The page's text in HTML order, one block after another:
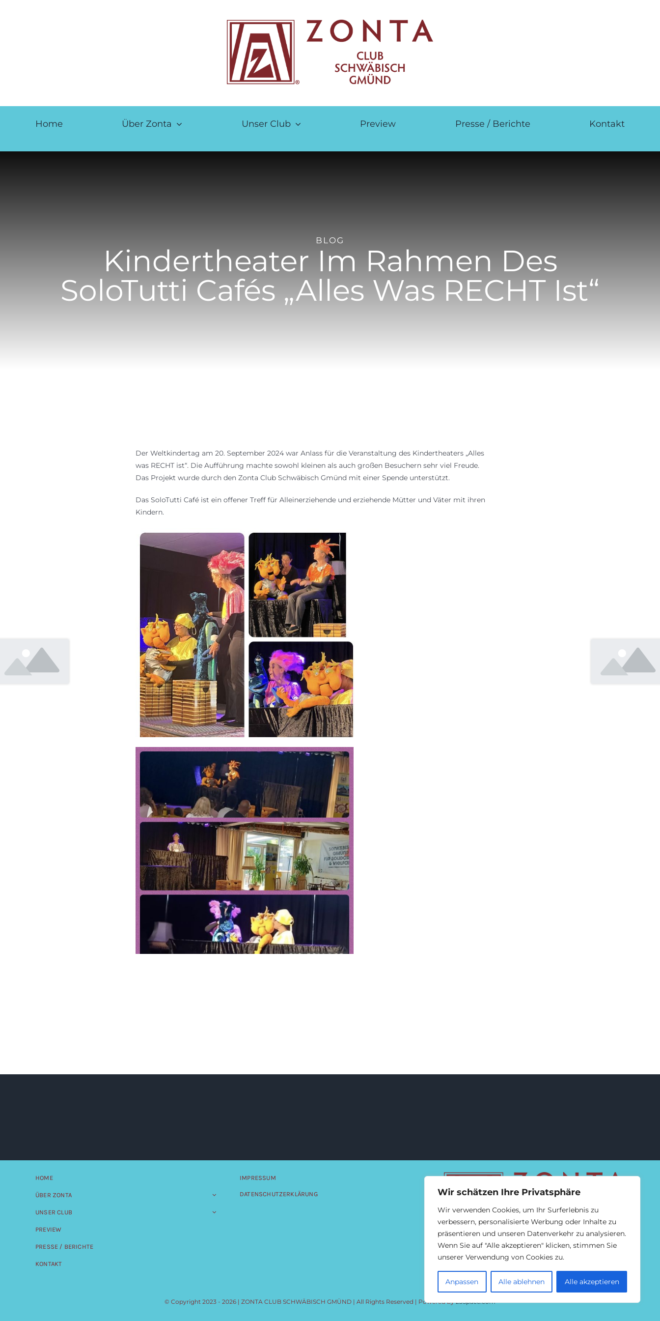
Wir schätzen Ihre Privatsphäre
Wir verwenden Cookies, um Ihr Surferlebnis zu
verbessern, personalisierte Werbung oder Inhalte zu
präsentieren und unseren Datenverkehr zu analysieren.
Wenn Sie auf "Alle akzeptieren" klicken, stimmen Sie
unserer Verwendung von Cookies zu.
Anpassen Alle ablehnen Alle akzeptieren
Home Über Zonta Unser Club Preview Presse / Berichte Kontakt
BLOG
Kindertheater Im Rahmen Des
SoloTutti Cafés „Alles Was RECHT Ist“
Der Weltkindertag am 20. September 2024 war Anlass für die Veranstaltung des Kindertheaters „Alles
was RECHT ist“. Die Aufführung machte sowohl kleinen als auch großen Besuchern sehr viel Freude.
Das Projekt wurde durch den Zonta Club Schwäbisch Gmünd mit einer Spende unterstützt.
Das SoloTutti Café ist ein offener Treff für Alleinerziehende und erziehende Mütter und Väter mit ihren
Kindern.
HOME
ÜBER ZONTA
UNSER CLUB
PREVIEW
PRESSE / BERICHTE
KONTAKT
IMPRESSUM
DATENSCHUTZERKLÄRUNG
© Copyright 2023 - 2026 | ZONTA CLUB SCHWÄBISCH GMÜND | All Rights Reserved | Powered by25Space.com